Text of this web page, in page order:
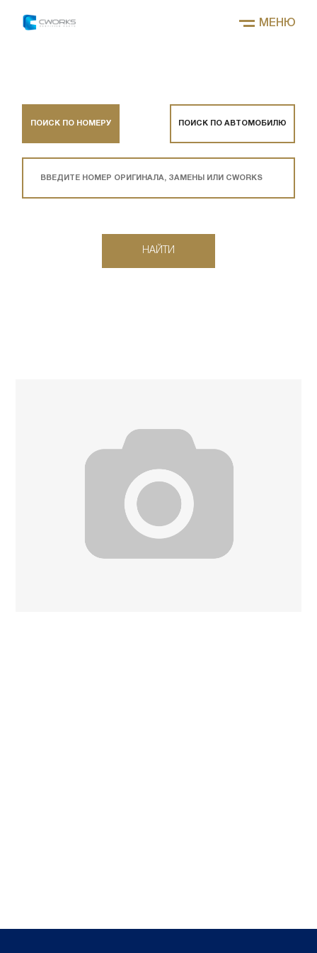
МЕНЮ
ПОИСК ПО НОМЕРУ ПОИСК ПО АВТОМОБИЛЮ